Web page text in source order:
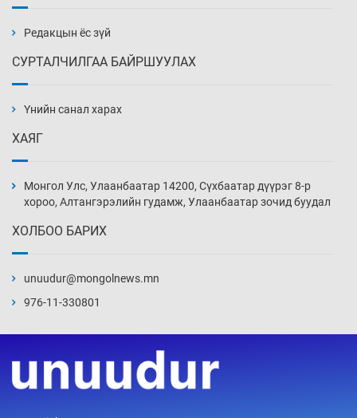
4 цаг 53 мин
нэмэгджээ
5 цаг 23 мин
5 цаг 53 мин
6 цаг 23 мин
Редакцын ёс зүй
СУРТАЛЧИЛГАА БАЙРШУУЛАХ
Үнийн санал харах
ХАЯГ
Монгол Улс, Улаанбаатар 14200, Сүхбаатар дүүрэг 8-р
хороо, Алтангэрэлийн гудамж, Улаанбаатар зочид буудал
ХОЛБОО БАРИХ
unuudur@mongolnews.mn
976-11-330801